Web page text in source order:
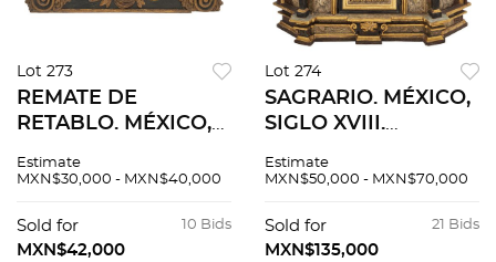
Lot 273
REMATE DE
RETABLO. MÉXICO,
XIX. Talla en madera
policromada.
Decorado con
Estimate
MXN$30,000 - MXN$40,000
10 Bids
Sold for
MXN$42,000
Lot 274
SAGRARIO. MÉXICO,
SIGLO XVIII.
madera tallada,
dorada. Decorado
con motivos
Estimate
MXN$50,000 - MXN$70,000
21 Bids
Sold for
MXN$135,000